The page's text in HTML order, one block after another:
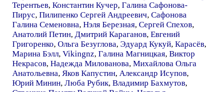
Терентьев, Константин Кучер, Галина Сафонова-
Пирус, Пилипенко Сергей Андреевич, Сафонова
Галина Семеновна, Нэля Березная, Сергей Спехов,
Анатолий Петин, Дмитрий Караганов, Евгений
Григоренко, Ольга Безуглова, Эдуард Кукуй, Карасёв,
Марина Бэлл, Vikingnz, Галина Магницкая, Виктор
Некрасов, Надежда Милованова, Михайлова Ольга
Анатольевна, Яков Капустин, Александр Исупов,
Юрий Минин, Люба Рубик, Владимир Бахмутов,